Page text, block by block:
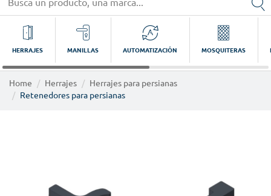
HERRAJES MANILLAS AUTOMATIZACIÓN MOSQUITERAS
Home Herrajes
Herrajes para persianas
Retenedores para persianas